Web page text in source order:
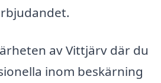
av Vittjärv där du
inom beskärning